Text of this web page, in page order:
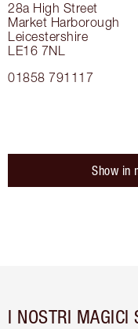
28a High Street
Market Harborough
Leicestershire
LE16 7NL
01858 791117
Show in
I NOSTRI MAGICI